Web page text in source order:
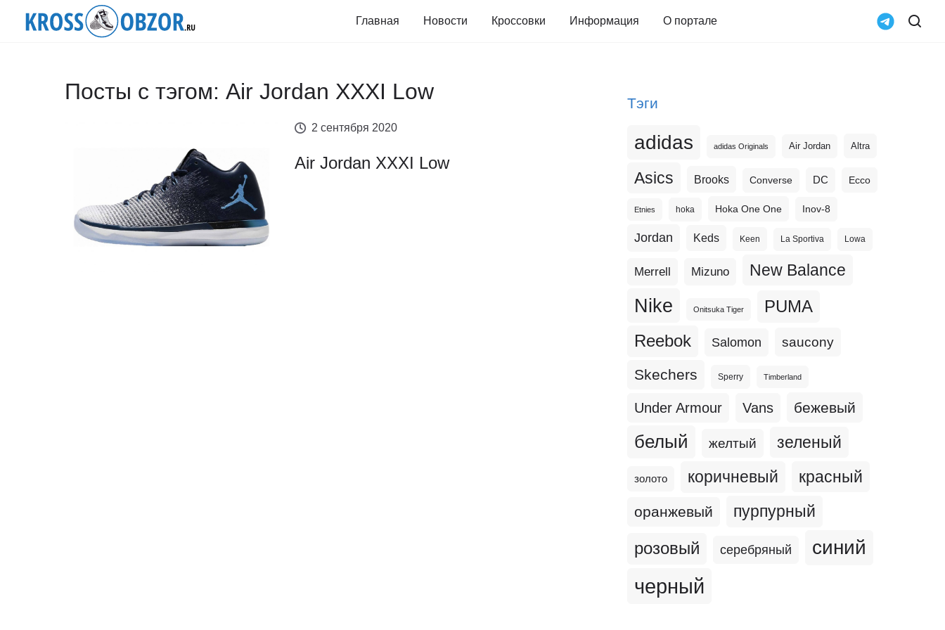
Главная Новости Кроссовки Информация О портале
Посты с тэгом: Air Jordan XXXI Low
2 сентября 2020
Air Jordan XXXI Low
Тэги
adidas adidas Originals Air Jordan Altra
Asics Brooks Converse DC Ecco
Etnies hoka Hoka One One Inov-8
Jordan Keds Keen La Sportiva Lowa
Merrell Mizuno New Balance
Nike Onitsuka Tiger PUMA
Reebok Salomon saucony
Skechers Sperry Timberland
Under Armour Vans бежевый
белый желтый зеленый
золото коричневый красный
оранжевый пурпурный
розовый серебряный синий
черный